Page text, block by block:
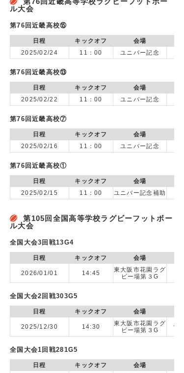
ル大会
第76回近畿高校⑮
日程 キックオフ
会場
2025/02/24
11：00 ユニバー記念
第76回近畿高校⑬
日程 キックオフ
会場
2025/02/22
11：00 ユニバー記念
第76回近畿高校⑦
日程 キックオフ
会場
2025/02/16
11：00 ユニバー記念
第76回近畿高校①
日程 キックオフ
会場
2025/02/15
11：00 ユニバー記念補助
第105回全国高等学校ラグビーフットボー
ル大会
全国大会3回戦13G4
日程 キックオフ 会場
2026/01/01 14:45
東大阪市花園ラグ
ビー場第３G
全国大会2回戦303G5
日程 キックオフ 会場
2025/12/30 14:30
東大阪市花園ラグ
ビー場第３G
vs
全国大会1回戦281G5
日程 キックオフ 会場